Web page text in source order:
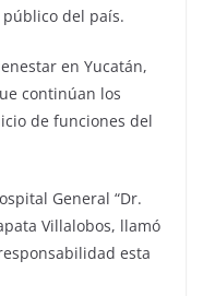
del país.
en Yucatán,
continúan los
de funciones del
General “Dr.
Villalobos, llamó
esta